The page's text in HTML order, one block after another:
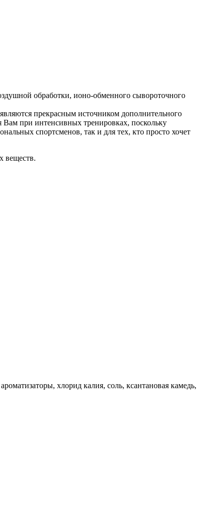
обработки, ионо-обменного сывороточного
прекрасным источником дополнительного
при интенсивных тренировках, поскольку
спортсменов, так и для тех, кто просто хочет
веществ.
хлорид калия, соль, ксантановая камедь,